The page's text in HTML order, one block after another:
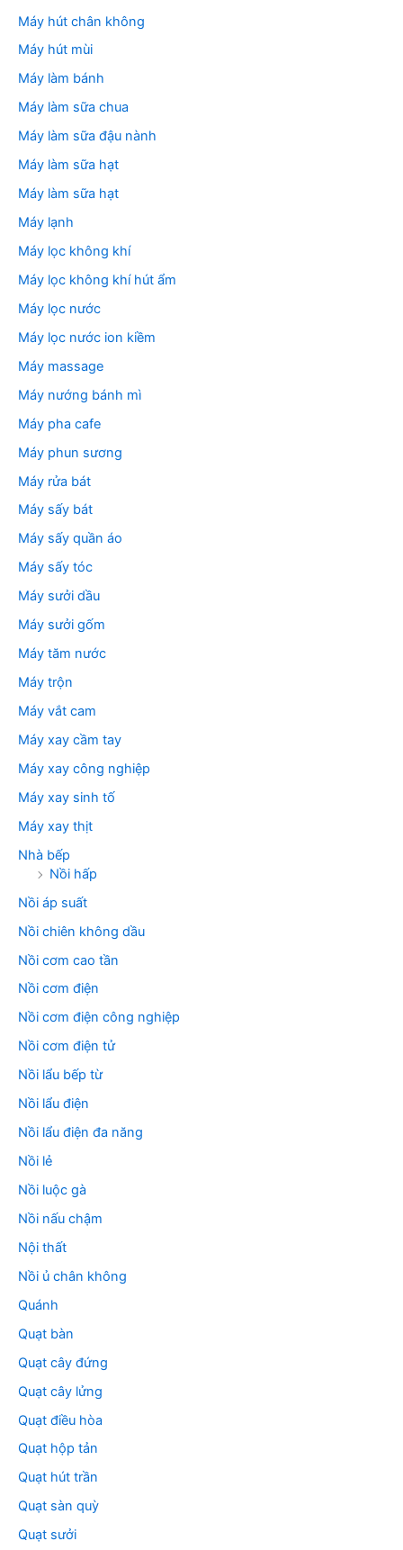
Máy hút chân không
Máy hút mùi
Máy làm bánh
Máy làm sữa chua
Máy làm sữa đậu nành
Máy làm sữa hạt
Máy làm sữa hạt
Máy lạnh
Máy lọc không khí
Máy lọc không khí hút ẩm
Máy lọc nước
Máy lọc nước ion kiềm
Máy massage
Máy nướng bánh mì
Máy pha cafe
Máy phun sương
Máy rửa bát
Máy sấy bát
Máy sấy quần áo
Máy sấy tóc
Máy sưởi dầu
Máy sưởi gốm
Máy tăm nước
Máy trộn
Máy vắt cam
Máy xay cầm tay
Máy xay công nghiệp
Máy xay sinh tố
Máy xay thịt
Nhà bếp
Nồi hấp
Nồi áp suất
Nồi chiên không dầu
Nồi cơm cao tần
Nồi cơm điện
Nồi cơm điện công nghiệp
Nồi cơm điện tử
Nồi lẩu bếp từ
Nồi lẩu điện
Nồi lẩu điện đa năng
Nồi lẻ
Nồi luộc gà
Nồi nấu chậm
Nội thất
Nồi ủ chân không
Quánh
Quạt bàn
Quạt cây đứng
Quạt cây lửng
Quạt điều hòa
Quạt hộp tản
Quạt hút trần
Quạt sàn quỳ
Quạt sưởi